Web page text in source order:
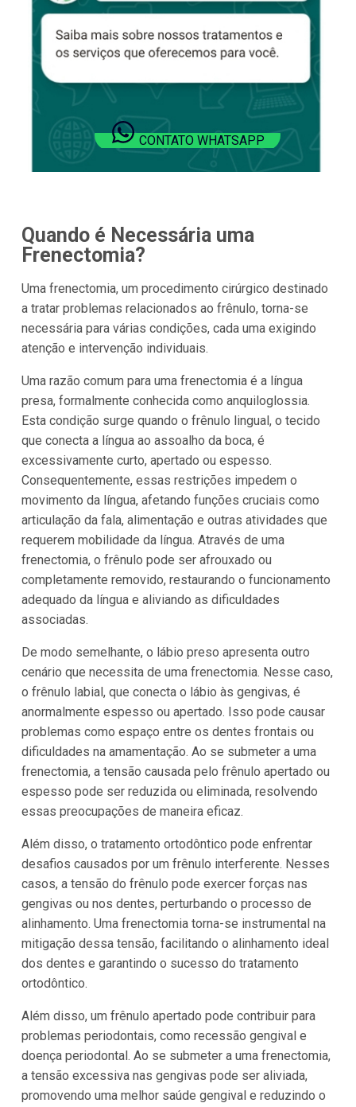
CONTATO WHATSAPP
Quando é Necessária uma
Frenectomia?
Uma frenectomia, um procedimento cirúrgico destinado
a tratar problemas relacionados ao frênulo, torna-se
necessária para várias condições, cada uma exigindo
atenção e intervenção individuais.
Uma razão comum para uma frenectomia é a língua
presa, formalmente conhecida como anquiloglossia.
Esta condição surge quando o frênulo lingual, o tecido
que conecta a língua ao assoalho da boca, é
excessivamente curto, apertado ou espesso.
Consequentemente, essas restrições impedem o
movimento da língua, afetando funções cruciais como
articulação da fala, alimentação e outras atividades que
requerem mobilidade da língua. Através de uma
frenectomia, o frênulo pode ser afrouxado ou
completamente removido, restaurando o funcionamento
adequado da língua e aliviando as dificuldades
associadas.
De modo semelhante, o lábio preso apresenta outro
cenário que necessita de uma frenectomia. Nesse caso,
o frênulo labial, que conecta o lábio às gengivas, é
anormalmente espesso ou apertado. Isso pode causar
problemas como espaço entre os dentes frontais ou
dificuldades na amamentação. Ao se submeter a uma
frenectomia, a tensão causada pelo frênulo apertado ou
espesso pode ser reduzida ou eliminada, resolvendo
essas preocupações de maneira eficaz.
Além disso, o tratamento ortodôntico pode enfrentar
desafios causados por um frênulo interferente. Nesses
casos, a tensão do frênulo pode exercer forças nas
gengivas ou nos dentes, perturbando o processo de
alinhamento. Uma frenectomia torna-se instrumental na
mitigação dessa tensão, facilitando o alinhamento ideal
dos dentes e garantindo o sucesso do tratamento
ortodôntico.
Além disso, um frênulo apertado pode contribuir para
problemas periodontais, como recessão gengival e
doença periodontal. Ao se submeter a uma frenectomia,
a tensão excessiva nas gengivas pode ser aliviada,
promovendo uma melhor saúde gengival e reduzindo o